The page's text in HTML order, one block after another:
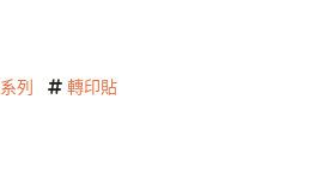
列
轉印貼